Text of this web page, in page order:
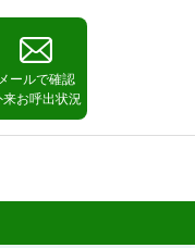
メールで確認
来お呼出状況